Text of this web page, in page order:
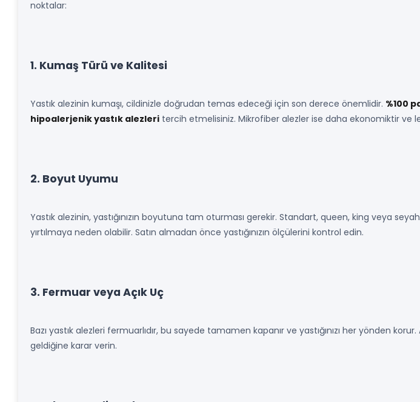
noktalar:
1. Kumaş Türü ve Kalitesi
Yastık alezinin kumaşı, cildinizle doğrudan temas edeceği için son derece önemlidir. %100
hipoalerjenik yastık alezleri tercih etmelisiniz. Mikrofiber alezler ise daha ekonomiktir ve
2. Boyut Uyumu
Yastık alezinin, yastığınızın boyutuna tam oturması gerekir. Standart, queen, king veya
yırtılmaya neden olabilir. Satın almadan önce yastığınızın ölçülerini kontrol edin.
3. Fermuar veya Açık Uç
Bazı yastık alezleri fermuarlıdır, bu sayede tamamen kapanır ve yastığınızı her yönden
geldiğine karar verin.